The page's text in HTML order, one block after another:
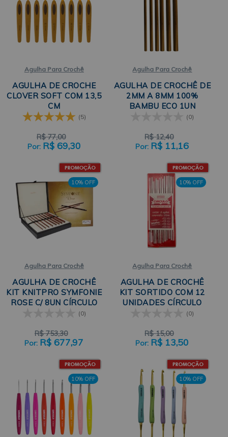
Agulha Para Crochê
AGULHA DE CROCHE
CLOVER SOFT COM 13,5
CM
(5)
R$ 77,00
R$ 69,30
Agulha Para Crochê
AGULHA DE CROCHÊ DE
2MM A 8MM 100%
BAMBU ECO 1UN
(0)
R$ 12,40
R$ 11,16
10% OFF
Agulha Para Crochê
AGULHA DE CROCHÊ
KIT KNITPRO SYMFONIE
ROSE C/ 8UN CÍRCULO
(0)
R$ 753,30
R$ 677,97
10% OFF
Agulha Para Crochê
AGULHA DE CROCHÊ
KIT SORTIDO COM 12
UNIDADES CÍRCULO
(0)
R$ 15,00
R$ 13,50
10% OFF 10% OFF